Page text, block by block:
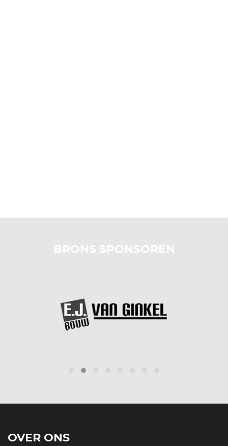
BRONS SPONSOREN
OVER ONS